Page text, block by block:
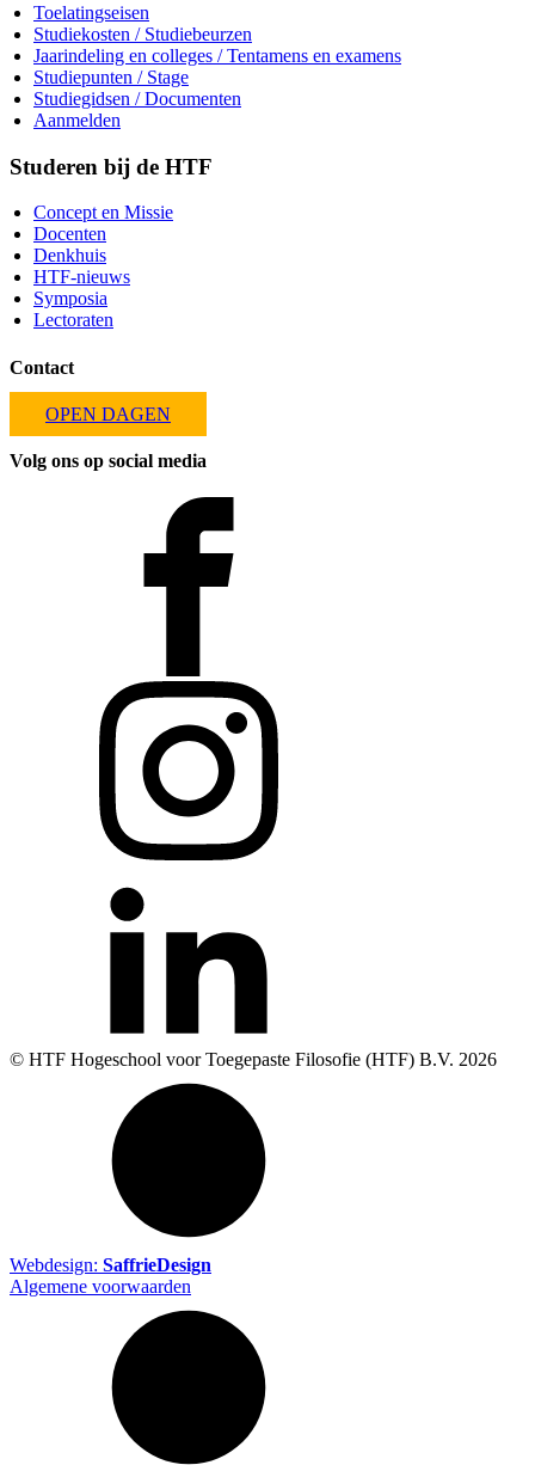
Toelatingseisen
Studiekosten / Studiebeurzen
Jaarindeling en colleges / Tentamens en examens
Studiepunten / Stage
Studiegidsen / Documenten
Aanmelden
Studeren bij de HTF
Concept en Missie
Docenten
Denkhuis
HTF-nieuws
Symposia
Lectoraten
Contact
OPEN DAGEN
Volg ons op social media
© HTF Hogeschool voor Toegepaste Filosofie (HTF) B.V. 2026
Webdesign: SaffrieDesign
Algemene voorwaarden